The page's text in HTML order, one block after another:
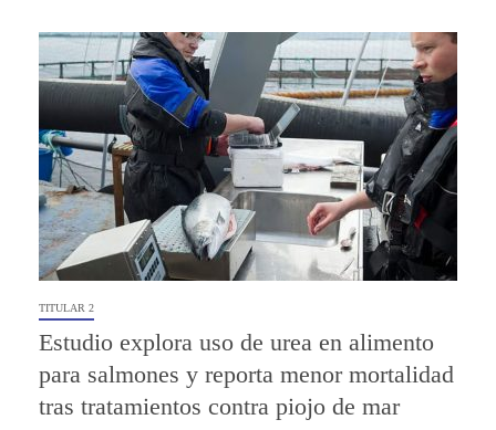
TITULAR 2
Estudio explora uso de urea en alimento
para salmones y reporta menor mortalidad
tras tratamientos contra piojo de mar